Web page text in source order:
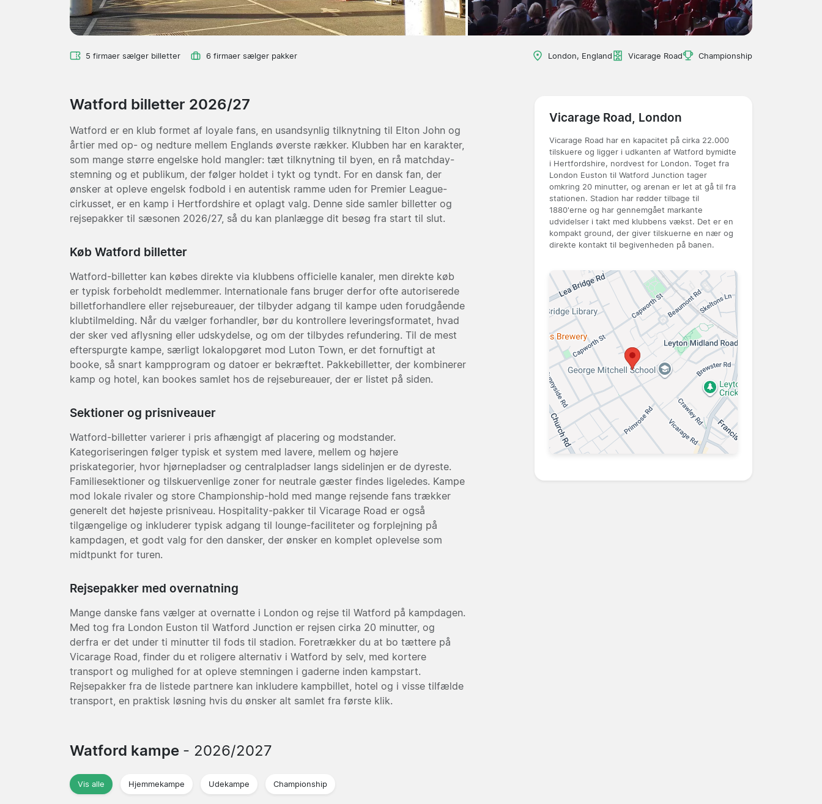
5 firmaer sælger billetter 6 firmaer sælger pakker London, England Vicarage Road Championship
Watford billetter 2026/27
Watford er en klub formet af loyale fans, en usandsynlig tilknytning til Elton John og
årtier med op- og nedture mellem Englands øverste rækker. Klubben har en karakter,
som mange større engelske hold mangler: tæt tilknytning til byen, en rå matchday-
stemning og et publikum, der følger holdet i tykt og tyndt. For en dansk fan, der
ønsker at opleve engelsk fodbold i en autentisk ramme uden for Premier League-
cirkusset, er en kamp i Hertfordshire et oplagt valg. Denne side samler billetter og
rejsepakker til sæsonen 2026/27, så du kan planlægge dit besøg fra start til slut.
Køb Watford billetter
Watford-billetter kan købes direkte via klubbens officielle kanaler, men direkte køb
er typisk forbeholdt medlemmer. Internationale fans bruger derfor ofte autoriserede
billetforhandlere eller rejsebureauer, der tilbyder adgang til kampe uden forudgående
klubtilmelding. Når du vælger forhandler, bør du kontrollere leveringsformatet, hvad
der sker ved aflysning eller udskydelse, og om der tilbydes refundering. Til de mest
efterspurgte kampe, særligt lokalopgøret mod Luton Town, er det fornuftigt at
booke, så snart kampprogram og datoer er bekræftet. Pakkebilletter, der kombinerer
kamp og hotel, kan bookes samlet hos de rejsebureauer, der er listet på siden.
Sektioner og prisniveauer
Watford-billetter varierer i pris afhængigt af placering og modstander.
Kategoriseringen følger typisk et system med lavere, mellem og højere
priskategorier, hvor hjørnepladser og centralpladser langs sidelinjen er de dyreste.
Familiesektioner og tilskuervenlige zoner for neutrale gæster findes ligeledes. Kampe
mod lokale rivaler og store Championship-hold med mange rejsende fans trækker
generelt det højeste prisniveau. Hospitality-pakker til Vicarage Road er også
tilgængelige og inkluderer typisk adgang til lounge-faciliteter og forplejning på
kampdagen, et godt valg for den dansker, der ønsker en komplet oplevelse som
midtpunkt for turen.
Rejsepakker med overnatning
Mange danske fans vælger at overnatte i London og rejse til Watford på kampdagen.
Med tog fra London Euston til Watford Junction er rejsen cirka 20 minutter, og
derfra er det under ti minutter til fods til stadion. Foretrækker du at bo tættere på
Vicarage Road, finder du et roligere alternativ i Watford by selv, med kortere
transport og mulighed for at opleve stemningen i gaderne inden kampstart.
Rejsepakker fra de listede partnere kan inkludere kampbillet, hotel og i visse tilfælde
transport, en praktisk løsning hvis du ønsker alt samlet fra første klik.
Vicarage Road, London
Vicarage Road har en kapacitet på cirka 22.000
tilskuere og ligger i udkanten af Watford bymidte
i Hertfordshire, nordvest for London. Toget fra
London Euston til Watford Junction tager
omkring 20 minutter, og arenan er let at gå til fra
stationen. Stadion har rødder tilbage til
1880'erne og har gennemgået markante
udvidelser i takt med klubbens vækst. Det er en
kompakt ground, der giver tilskuerne en nær og
direkte kontakt til begivenheden på banen.
Watford kampe - 2026/2027
Vis alle Hjemmekampe Udekampe Championship